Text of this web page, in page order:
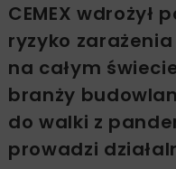
CEMEX
ryzyko
na całym
branży
do walki z
prowadzi